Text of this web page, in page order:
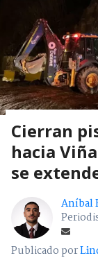
Cierran
hacia
se
Aníbal
Publicado por